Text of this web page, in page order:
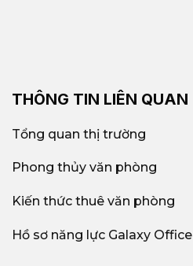
THÔNG TIN LIÊN QUAN
Tổng quan thị trường
Phong thủy văn phòng
Kiến thức thuê văn phòng
Hồ sơ năng lực Galaxy Office